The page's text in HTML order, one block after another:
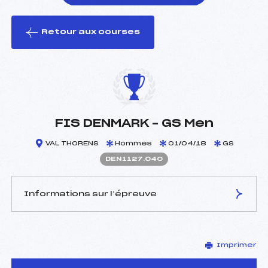
le ski
Retour aux courses
FIS DENMARK – GS Men
VAL THORENS Hommes 01/04/18 GS
DEN1127.040
Informations sur l’épreuve
BERRY SUSAN (GBR)
Arbitre :
BERNARD JUSTIN (FRA)
Imprimer